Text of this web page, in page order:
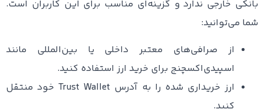
بانکی خارجی ندارد و گزینه‌ای مناسب برای این کاربران است.
شما می‌توانید:
از صرافی‌های معتبر داخلی یا بین‌المللی مانند
اسپیدی‌اکسچنج برای خرید ارز استفاده کنید.
ارز خریداری شده را به آدرس Trust Wallet خود منتقل